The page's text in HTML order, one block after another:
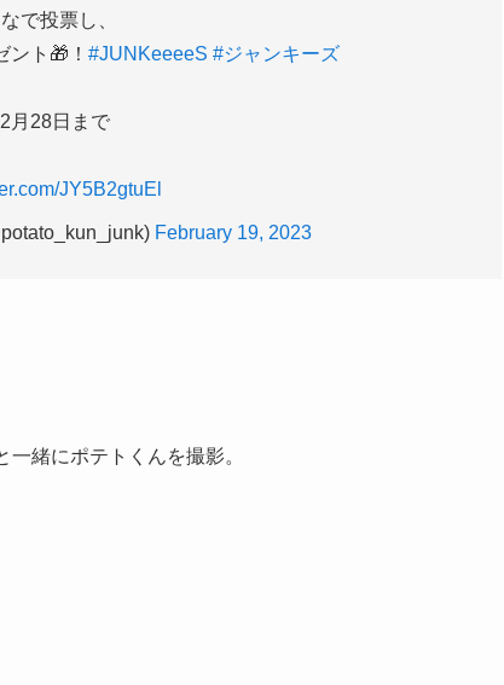
で投票し、
ト🎁！ #JUNKeeeeS #ジャンキーズ
月28日まで
JY5B2gtuEl
February 19, 2023
緒にポテトくんを撮影。